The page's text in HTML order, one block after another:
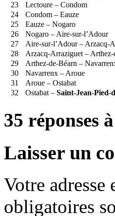
23
Lectoure – Condom
24
Condom – Eauze
25
Eauze – Nogaro
26
Nogaro – Aire-sur-l’Adour
27
Aire-sur-l’Adour – Arzacq-
28
Arzacq-Arraziguet – Arthez-
29
Arthez-de-Béarn –
30
Navarrenx – Aroue
31
Aroue – Ostabat
32
Ostabat – Saint-Jean-Pied-
35 réponses à
Laisser un
Votre adresse
obligatoires